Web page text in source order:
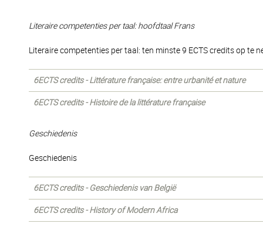
Literaire competenties per taal: hoofdtaal Frans
Literaire competenties per taal: ten minste 9 ECTS credits op te
6ECTS credits - Littérature française: entre urbanité et nature
6ECTS credits - Histoire de la littérature française
Geschiedenis
Geschiedenis
6ECTS credits - Geschiedenis van België
6ECTS credits - History of Modern Africa